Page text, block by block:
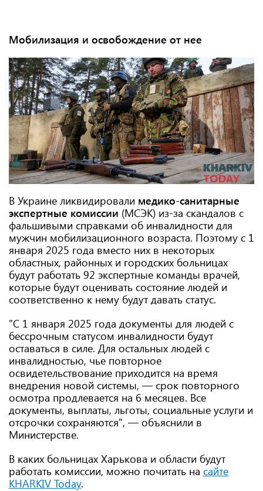
Мобилизация и освобождение от нее
В Украине ликвидировали медико-санитарные
экспертные комиссии (МСЭК) из-за скандалов с
фальшивыми справками об инвалидности для
мужчин мобилизационного возраста. Поэтому с 1
января 2025 года вместо них в некоторых
областных, районных и городских больницах
будут работать 92 экспертные команды врачей,
которые будут оценивать состояние людей и
соответственно к нему будут давать статус.
"С 1 января 2025 года документы для людей с
бессрочным статусом инвалидности будут
оставаться в силе. Для остальных людей с
инвалидностью, чье повторное
освидетельствование приходится на время
внедрения новой системы, — срок повторного
осмотра продлевается на 6 месяцев. Все
документы, выплаты, льготы, социальные услуги и
отсрочки сохраняются", — объяснили в
Министерстве.
В каких больницах Харькова и области будут
работать комиссии, можно почитать на сайте
KHARKIV Today.